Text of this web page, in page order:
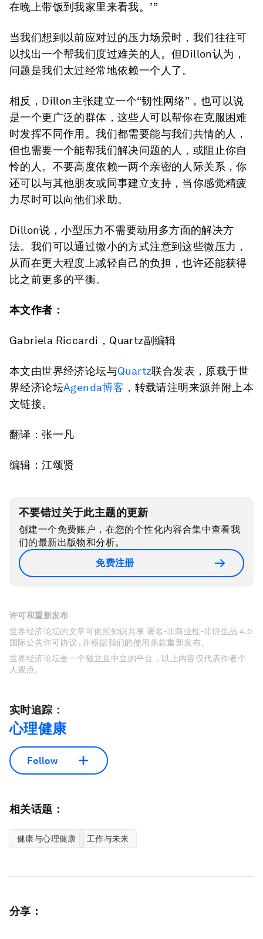
在晚上带饭到我家里来看我。’”
当我们想到以前应对过的压力场景时，我们往往可
以找出一个帮我们度过难关的人。但Dillon认为，
问题是我们太过经常地依赖一个人了。
相反，Dillon主张建立一个“韧性网络”，也可以说
是一个更广泛的群体，这些人可以帮你在克服困难
时发挥不同作用。我们都需要能与我们共情的人，
但也需要一个能帮我们解决问题的人，或阻止你自
怜的人。不要高度依赖一两个亲密的人际关系，你
还可以与其他朋友或同事建立支持，当你感觉精疲
力尽时可以向他们求助。
Dillon说，小型压力不需要动用多方面的解决方
法。我们可以通过微小的方式注意到这些微压力，
从而在更大程度上减轻自己的负担，也许还能获得
比之前更多的平衡。
本文作者：
Gabriela Riccardi，Quartz副编辑
本文由世界经济论坛与Quartz联合发表，原载于世
界经济论坛Agenda博客 ，转载请注明来源并附上本
文链接。
翻译：张一凡
编辑：江颂贤
不要错过关于此主题的更新
创建一个免费账户，在您的个性化内容合集中查看我
们的最新出版物和分析。
免费注册
许可和重新发布
世界经济论坛的文章可依照知识共享 署名-非商业性-非衍生品 4.0
国际公共许可协议 , 并根据我们的使用条款重新发布。
世界经济论坛是一个独立且中立的平台，以上内容仅代表作者个
人观点。
实时追踪：
心理健康
Follow
相关话题：
健康与心理健康 工作与未来
分享：